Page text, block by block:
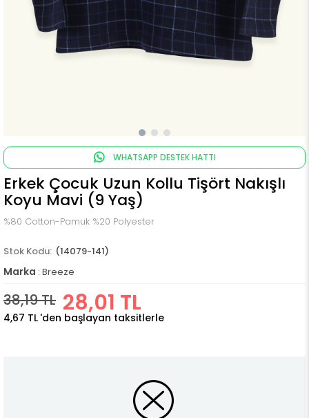
WHATSAPP DESTEK HATTI
Erkek Çocuk Uzun Kollu Tişört Nakışlı
Koyu Mavi (9 Yaş)
%80 Cotton-Pamuk %20 Polyester
(14079-141)
Marka : Breeze
38,19 TL 28,01 TL
4,67 TL 'den başlayan taksitlerle